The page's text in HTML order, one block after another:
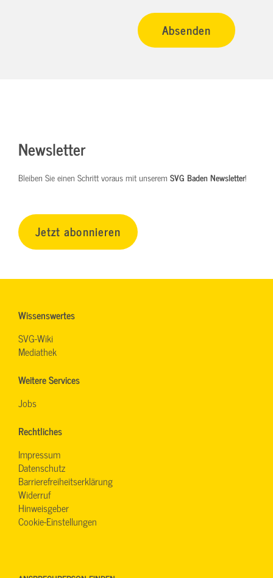
Newsletter
Bleiben Sie einen Schritt voraus mit unserem SVG Baden Newsletter!
Jetzt abonnieren
Wissenswertes
SVG-Wiki
Mediathek
Weitere Services
Jobs
Rechtliches
Impressum
Datenschutz
Barrierefreiheitserklärung
Widerruf
Hinweisgeber
Cookie-Einstellungen